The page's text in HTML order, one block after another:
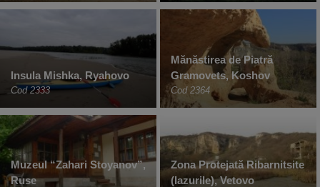
Insula Mishka, Ryahovo
Cod 2333
Mănăstirea de Piatră
Gramovets, Koshov
Cod 2364
Muzeul “Zahari Stoyanov”,
Ruse
Zona Protejată Ribarnitsite
(Iazurile), Vetovo